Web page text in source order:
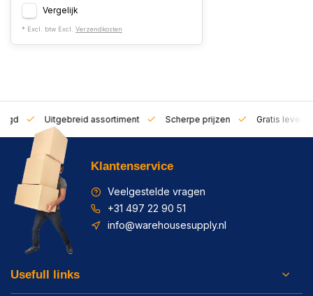
Vergelijk
* Excl. btw Excl. Verzendkosten
Uitgebreid assortiment Scherpe prijzen Gratis
Klantenservice
Veelgestelde vragen
+31 497 22 90 51
info@warehousesupply.nl
Usefull links